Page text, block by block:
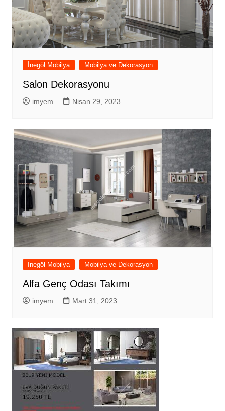
İnegöl Mobilya Mobilya ve Dekorasyon
Salon Dekorasyonu
imyem Nisan 29, 2023
İnegöl Mobilya Mobilya ve Dekorasyon
Alfa Genç Odası Takımı
imyem Mart 31, 2023